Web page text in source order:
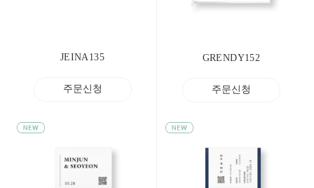
JEINA135
주문신청
GRENDY152
주문신청